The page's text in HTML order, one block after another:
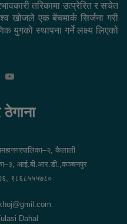
तरिकामा उत्प्रेरित र सचेत
खोजले एक बेंचमार्क सिर्जना गरी
युगको स्थापना गर्ने लक्ष्य लिएको
YouTube
कैलाली
आई.बी.आर.डी.,कञ्चनपुर
९८६८५५५७८०
Dahal